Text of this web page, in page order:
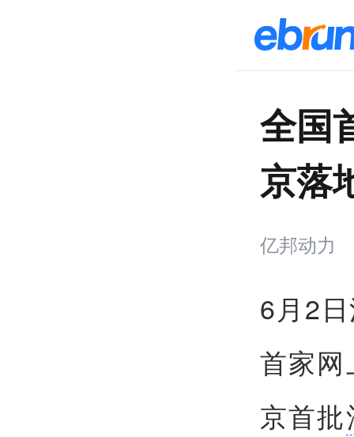
全国
京落
亿邦动力
6月2
首家
京首批